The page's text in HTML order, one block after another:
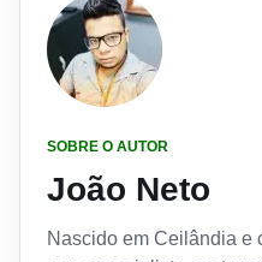
SOBRE O AUTOR
João Neto
Nascido em Ceilândia e